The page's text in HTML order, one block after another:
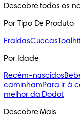
Descobre todos os
Por Tipo De Produto
FraldasCuecas
Por Idade
Recém-nascidos
caminhamPara ir à
melhor da Dodot
Descobre Mais